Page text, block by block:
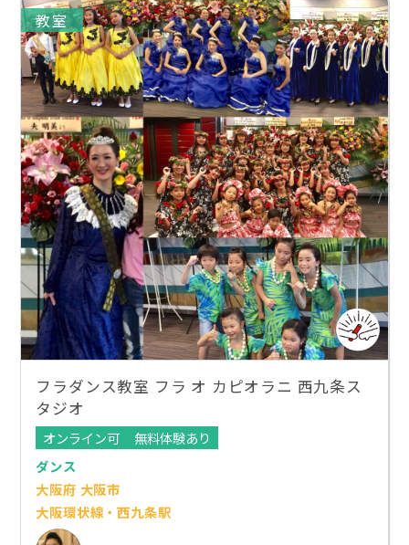
教室
フラダンス教室 フラ オ カピオラニ 西九条ス
タジオ
オンライン可
無料体験あり
ダンス
大阪府 大阪市
大阪環状線・西九条駅